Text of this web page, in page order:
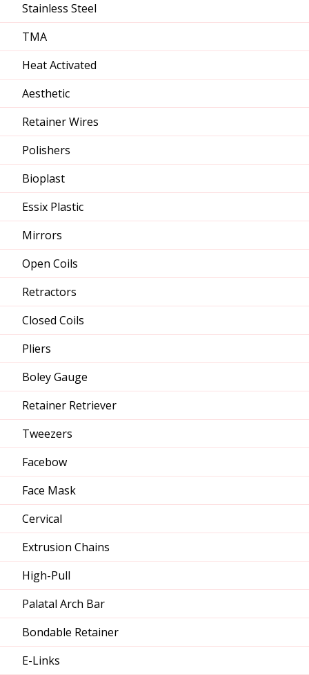
Stainless Steel
TMA
Heat Activated
Aesthetic
Retainer Wires
Polishers
Bioplast
Essix Plastic
Mirrors
Open Coils
Retractors
Closed Coils
Pliers
Boley Gauge
Retainer Retriever
Tweezers
Facebow
Face Mask
Cervical
Extrusion Chains
High-Pull
Palatal Arch Bar
Bondable Retainer
E-Links